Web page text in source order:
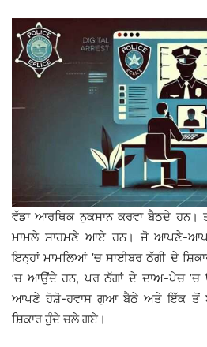
ਵੱਡਾ ਆਰਥਿਕ ਨੁਕਸਾਨ ਕਰਵਾ ਬੈਠਦੇ ਹਨ।
ਮਾਮਲੇ ਸਾਹਮਣੇ ਆਏ ਹਨ। ਜੋ ਆਪਣੇ-ਆਪ
ਇਨ੍ਹਾਂ ਮਾਮਲਿਆਂ ’ਚ ਸਾਈਬਰ ਠੱਗੀ ਦੇ
’ਚ ਆਉਂਦੇ ਹਨ, ਪਰ ਠੱਗਾਂ ਦੇ ਦਾਅ-ਪੇਚ
ਆਪਣੇ ਹੋਸ਼ੋ-ਹਵਾਸ ਗੁਆ ਬੈਠੇ ਅਤੇ ਇੱਕ ਤੋਂ
ਸ਼ਿਕਾਰ ਹੁੰਦੇ ਚਲੇ ਗਏ।